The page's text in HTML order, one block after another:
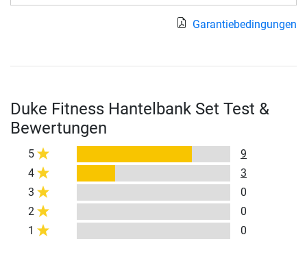
Garantiebedingungen
Duke Fitness Hantelbank Set Test &
Bewertungen
5
9
4
3
3
0
2
0
1
0